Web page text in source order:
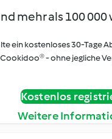
mehr als 100
ein kostenloses 30-Tage
Cookidoo® - ohne jegliche
Kostenlos
Weitere